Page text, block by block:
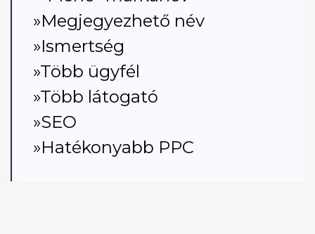
»Megjegyezhető név
»Ismertség
»Több ügyfél
»Több látogató
»SEO
»Hatékonyabb PPC